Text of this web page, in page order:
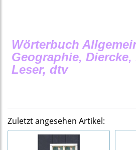
Wörterbuch
Geographie, Diercke,
Leser, dtv
Zuletzt angesehen Artikel: